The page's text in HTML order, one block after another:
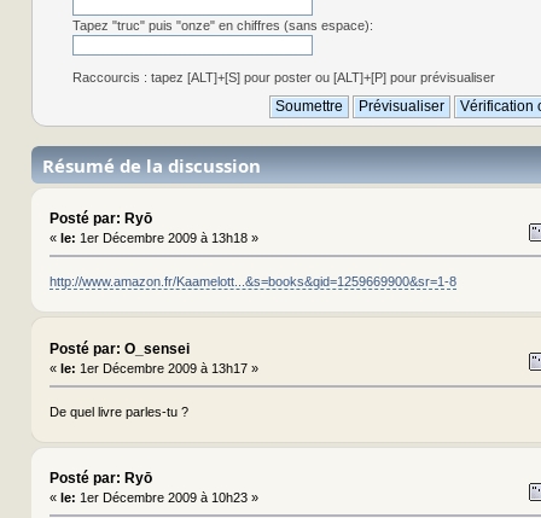
Tapez "truc" puis "onze" en chiffres (sans espace):
Raccourcis : tapez [ALT]+[S] pour poster ou [ALT]+[P] pour prévisualiser
Résumé de la discussion
Posté par: Ryō
« le: 1er Décembre 2009 à 13h18 »
http://www.amazon.fr/Kaamelott...&s=books&qid=1259669900&sr=1-8
Posté par: O_sensei
« le: 1er Décembre 2009 à 13h17 »
De quel livre parles-tu ?
Posté par: Ryō
« le: 1er Décembre 2009 à 10h23 »